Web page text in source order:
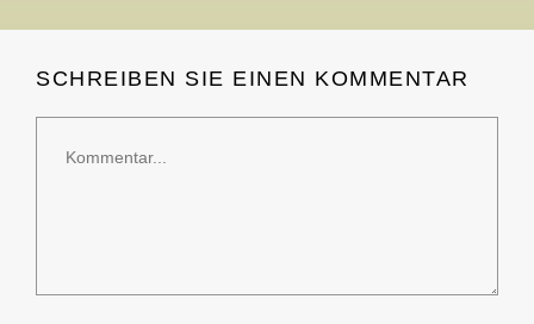
SCHREIBEN SIE EINEN KOMMENTAR